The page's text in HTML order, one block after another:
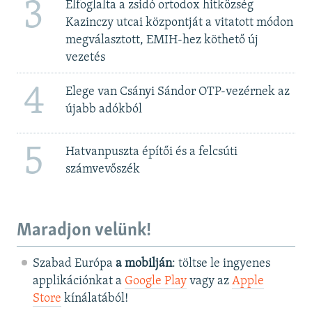
3
Elfoglalta a zsidó ortodox hitközség
Kazinczy utcai központját a vitatott módon
megválasztott, EMIH-hez köthető új
vezetés
4
Elege van Csányi Sándor OTP-vezérnek az
újabb adókból
5
Hatvanpuszta építői és a felcsúti
számvevőszék
Maradjon velünk!
Szabad Európa a mobilján: töltse le ingyenes
applikációnkat a Google Playvagy az Apple
Store kínálatából!